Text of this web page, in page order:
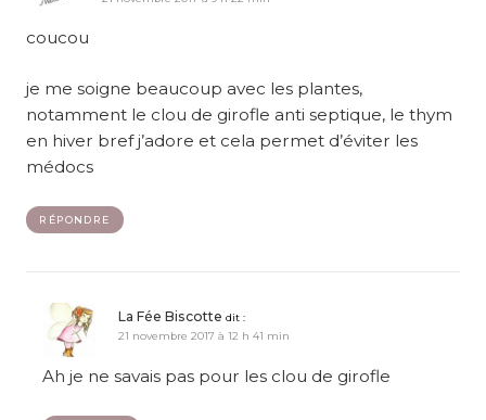
coucou
je me soigne beaucoup avec les plantes,
notamment le clou de girofle anti septique, le thym
en hiver bref j’adore et cela permet d’éviter les
médocs
RÉPONDRE
La Fée Biscotte dit :
21 novembre 2017 à 12 h 41 min
Ah je ne savais pas pour les clou de girofle